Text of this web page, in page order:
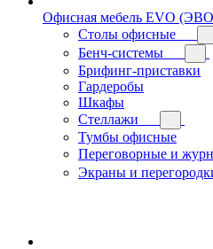
Офисная мебель EVO
Cтолы офисные
Бенч-системы
Брифинг-приставки
Гардеробы
Шкафы
Стеллажи
Тумбы офисные
Переговорные и
Экраны и